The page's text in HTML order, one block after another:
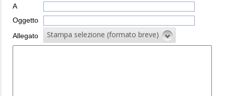
A
Oggetto
Allegato
Stampa selezione (formato breve)